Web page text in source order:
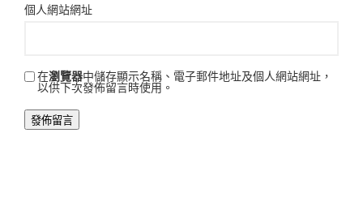
個人網站網址
在瀏覽器中儲存顯示名稱、電子郵件地址及個人網站網址，
以供下次發佈留言時使用。